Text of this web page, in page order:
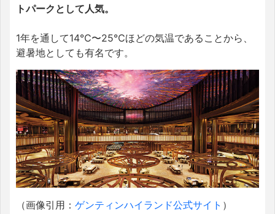
トパークとして人気。
1年を通して14℃〜25℃ほどの気温であることから、
避暑地としても有名です。
（画像引用： ゲンティンハイランド公式サイト ）